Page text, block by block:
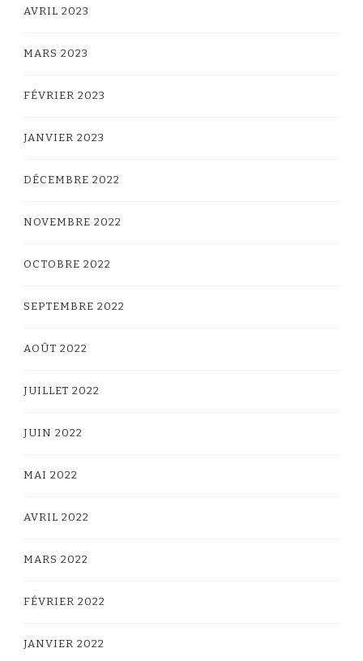
AVRIL 2023
MARS 2023
FÉVRIER 2023
JANVIER 2023
DÉCEMBRE 2022
NOVEMBRE 2022
OCTOBRE 2022
SEPTEMBRE 2022
AOÛT 2022
JUILLET 2022
JUIN 2022
MAI 2022
AVRIL 2022
MARS 2022
FÉVRIER 2022
JANVIER 2022